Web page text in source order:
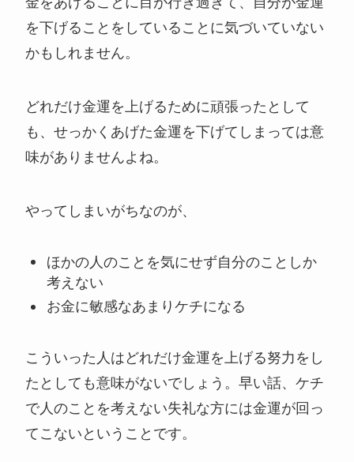
を下げることをしていることに気づいていない
かもしれません。
どれだけ金運を上げるために頑張ったとして
も、せっかくあげた金運を下げてしまっては意
味がありませんよね。
やってしまいがちなのが、
ほかの人のことを気にせず自分のことしか
考えない
お金に敏感なあまりケチになる
こういった人はどれだけ金運を上げる努力をし
たとしても意味がないでしょう。早い話、ケチ
で人のことを考えない失礼な方には金運が回っ
てこないということです。